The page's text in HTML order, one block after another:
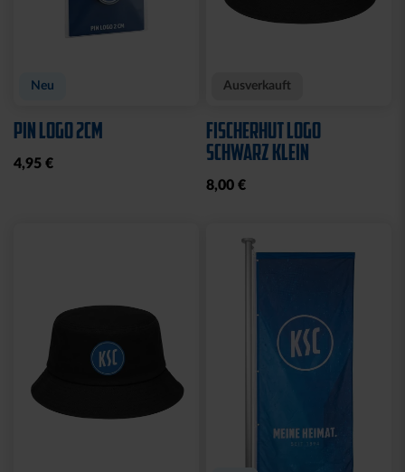
Neu
PIN LOGO 2CM
4,95 €
Ausverkauft
FISCHERHUT LOGO
SCHWARZ KLEIN
8,00 €